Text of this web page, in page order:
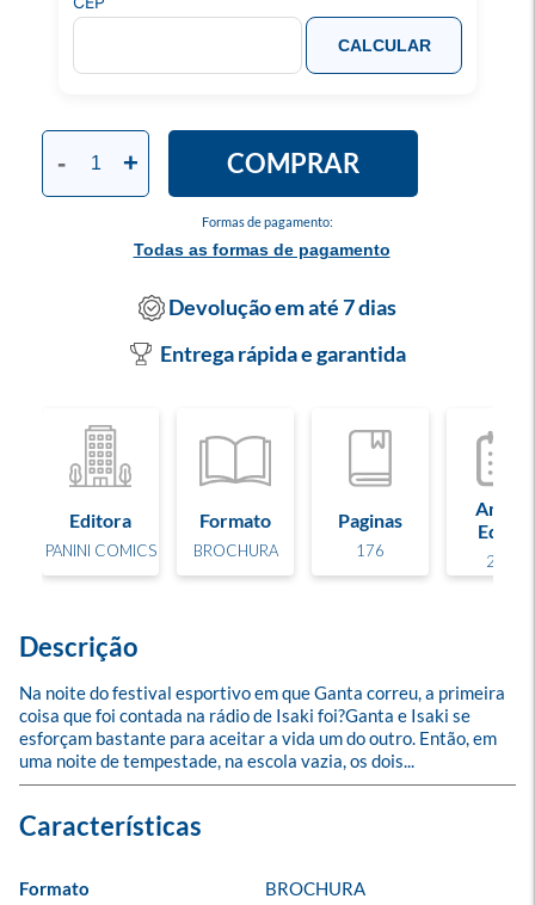
Formas de pagamento:
Todas as formas de pagamento
- + COMPRAR
CALCULAR
Devolução em até 7 dias
Entrega rápida e garantida
Editora
PANINI COMICS
Formato
BROCHURA
Paginas
176
Ano de
Edição
2023
Descrição
Na noite do festival esportivo em que Ganta correu, a primeira
coisa que foi contada na rádio de Isaki foi?Ganta e Isaki se
esforçam bastante para aceitar a vida um do outro. Então, em
uma noite de tempestade, na escola vazia, os dois...
Formato
BROCHURA